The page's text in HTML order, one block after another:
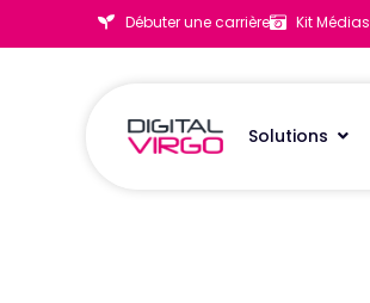
Débuter une carrière Kit Médias
Solutions